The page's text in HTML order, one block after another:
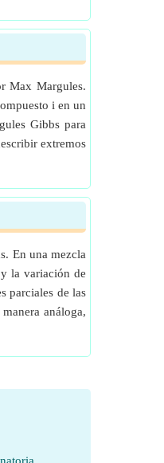
Max Margules.
i en un
Gibbs para
extremos
En una mezcla
la variación de
parciales de las
análoga,